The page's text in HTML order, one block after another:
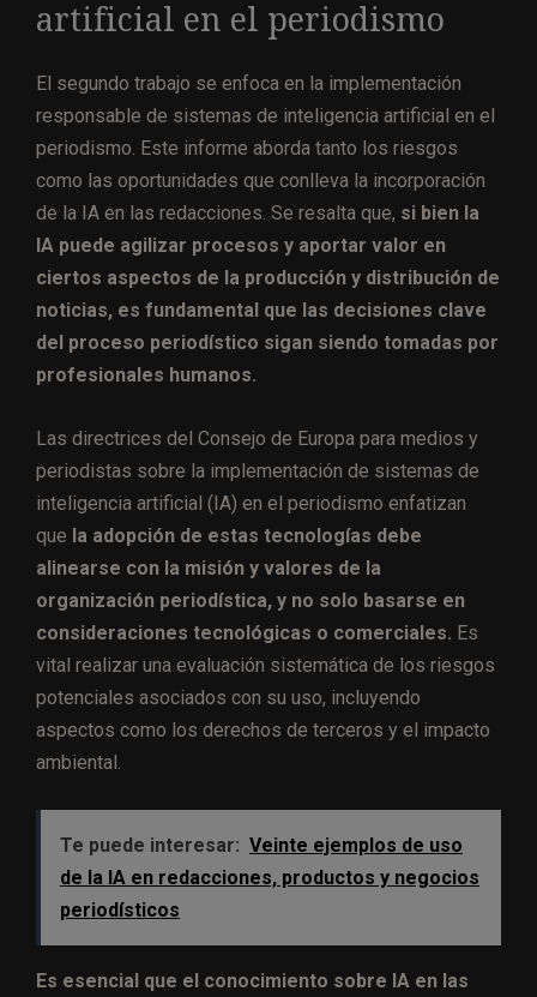
artificial en el periodismo
El segundo trabajo se enfoca en la implementación
responsable de sistemas de inteligencia artificial en el
periodismo. Este informe aborda tanto los riesgos
como las oportunidades que conlleva la incorporación
de la IA en las redacciones. Se resalta que, si bien la
IA puede agilizar procesos y aportar valor en
ciertos aspectos de la producción y distribución de
noticias, es fundamental que las decisiones clave
del proceso periodístico sigan siendo tomadas por
profesionales humanos.
Las directrices del Consejo de Europa para medios y
periodistas sobre la implementación de sistemas de
inteligencia artificial (IA) en el periodismo enfatizan
que la adopción de estas tecnologías debe
alinearse con la misión y valores de la
organización periodística, y no solo basarse en
consideraciones tecnológicas o comerciales. Es
vital realizar una evaluación sistemática de los riesgos
potenciales asociados con su uso, incluyendo
aspectos como los derechos de terceros y el impacto
ambiental.
Te puede interesar: Veinte ejemplos de uso
de la IA en redacciones, productos y negocios
periodísticos
Es esencial que el conocimiento sobre IA en las